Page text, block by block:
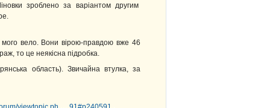
зроблено за варіантом другим
вело. Вони вірою-правдою вже 46
то це неякісна підробка.
область). Звичайна втулка, за